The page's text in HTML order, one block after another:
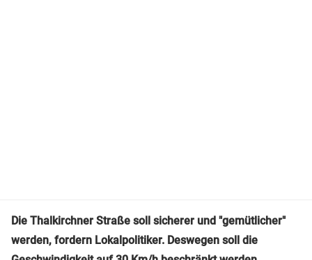
Die Thalkirchner Straße soll sicherer und "gemütlicher"
werden, fordern Lokalpolitiker. Deswegen soll die